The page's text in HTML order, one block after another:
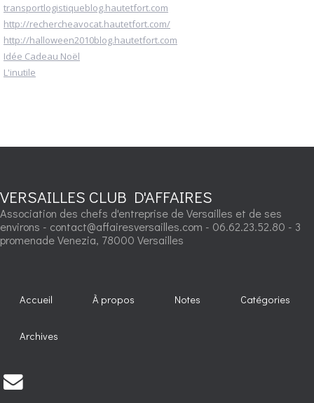
transportlogistiqueblog.hautetfort.com
http://rechercheavocat.hautetfort.com/
http://halloween2010blog.hautetfort.com
Idée Cadeau Noël
L'inutile
VERSAILLES CLUB D'AFFAIRES
Association des chefs d'entreprise de Versailles et de ses
environs - contact@affairesversailles.com - 06.62.23.52.80 - 3
promenade Venezia, 78000 Versailles
Accueil À propos Notes Catégories
Archives